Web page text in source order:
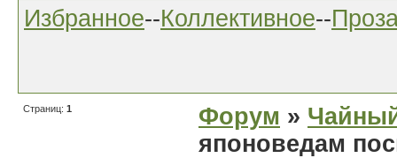
Избранное--Коллективное--
Страниц: 1 Форум »
японоведам